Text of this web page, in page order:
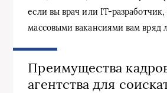
если вы врач или IT-разработчик,
массовыми вакансиями вам вряд
Преимущества
агентства для